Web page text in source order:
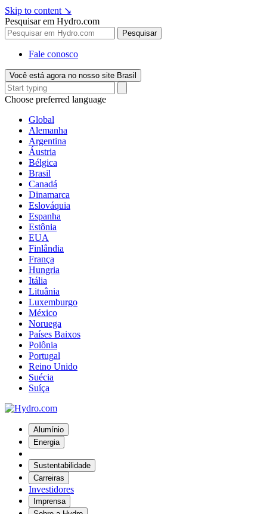
Skip to content ↘
Pesquisar em Hydro.com
Pesquisar
Fale conosco
Você está agora no nosso site Brasil
Choose preferred language
Global
Alemanha
Argentina
Áustria
Bélgica
Brasil
Canadá
Dinamarca
Eslováquia
Espanha
Estônia
EUA
Finlândia
França
Hungria
Itália
Lituânia
Luxemburgo
México
Noruega
Países Baixos
Polônia
Portugal
Reino Unido
Suécia
Suíça
Alumínio
Energia
Sustentabilidade
Carreiras
Investidores
Imprensa